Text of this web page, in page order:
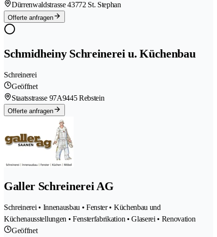
Dürrenwaldstrasse 43772 St. Stephan
Offerte anfragen
Schmidheiny Schreinerei u. Küchenbau
Schreinerei
Geöffnet
Staatsstrasse 97A9445 Rebstein
Offerte anfragen
Galler Schreinerei AG
Schreinerei • Innenausbau • Fenster • Küchenbau und
Küchenausstellungen • Fensterfabrikation • Glaserei • Renovation
Geöffnet